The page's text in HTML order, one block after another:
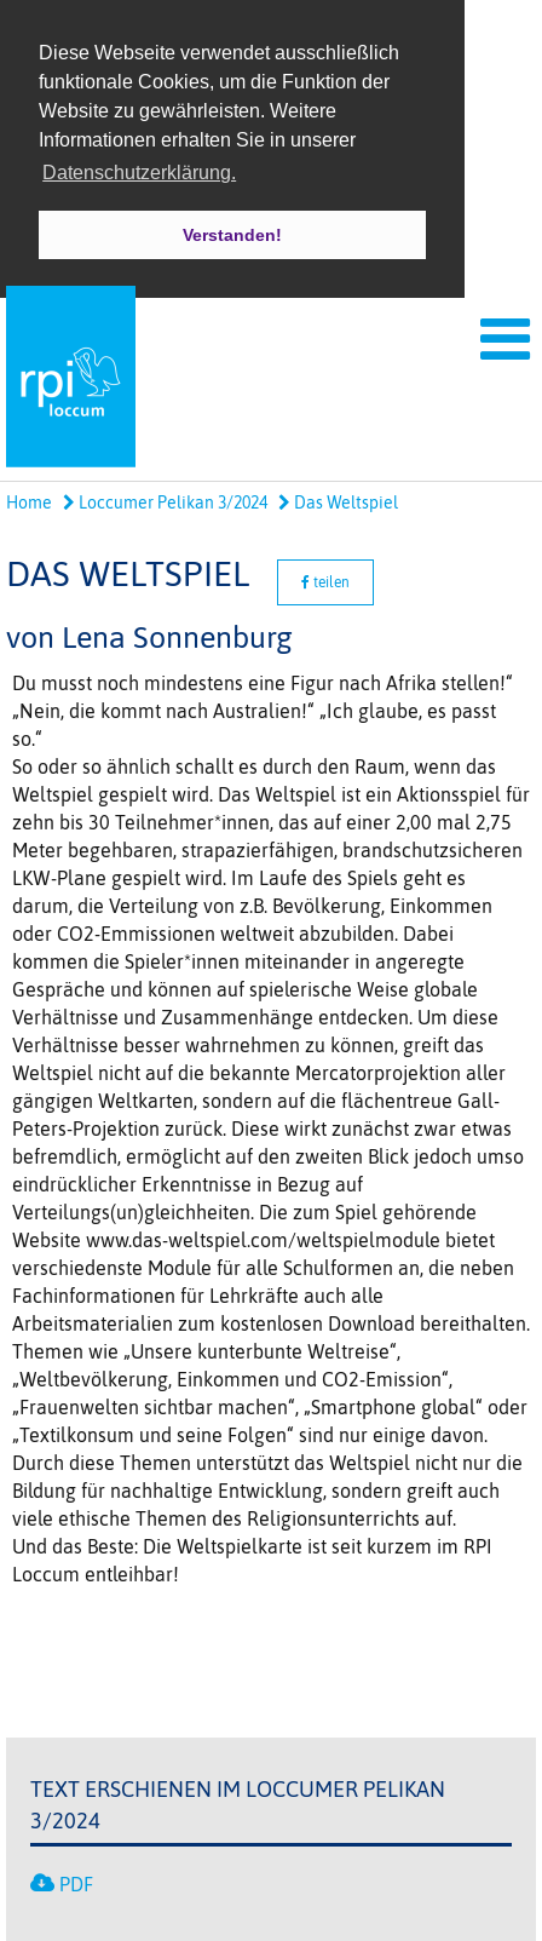
Diese Webseite verwendet ausschließlich
funktionale Cookies, um die Funktion der
Website zu gewährleisten. Weitere
Informationen erhalten Sie in unserer
Datenschutzerklärung.
Verstanden!
Home Loccumer Pelikan 3/2024 Das Weltspiel
DAS WELTSPIEL teilen
von Lena Sonnenburg
Du musst noch mindestens eine Figur nach Afrika stellen!“
„Nein, die kommt nach Australien!“ „Ich glaube, es passt
so.“
So oder so ähnlich schallt es durch den Raum, wenn das
Weltspiel gespielt wird. Das Weltspiel ist ein Aktionsspiel für
zehn bis 30 Teilnehmer*innen, das auf einer 2,00 mal 2,75
Meter begehbaren, strapazierfähigen, brandschutzsicheren
LKW-Plane gespielt wird. Im Laufe des Spiels geht es
darum, die Verteilung von z.B. Bevölkerung, Einkommen
oder CO2-Emmissionen weltweit abzubilden. Dabei
kommen die Spieler*innen miteinander in angeregte
Gespräche und können auf spielerische Weise globale
Verhältnisse und Zusammenhänge entdecken. Um diese
Verhältnisse besser wahrnehmen zu können, greift das
Weltspiel nicht auf die bekannte Mercatorprojektion aller
gängigen Weltkarten, sondern auf die flächentreue Gall-
Peters-Projektion zurück. Diese wirkt zunächst zwar etwas
befremdlich, ermöglicht auf den zweiten Blick jedoch umso
eindrücklicher Erkenntnisse in Bezug auf
Verteilungs(un)gleichheiten. Die zum Spiel gehörende
Website www.das-weltspiel.com/weltspielmodule bietet
verschiedenste Module für alle Schulformen an, die neben
Fachinformationen für Lehrkräfte auch alle
Arbeitsmaterialien zum kostenlosen Download bereithalten.
Themen wie „Unsere kunterbunte Weltreise“,
„Weltbevölkerung, Einkommen und CO2-Emission“,
„Frauenwelten sichtbar machen“, „Smartphone global“ oder
„Textilkonsum und seine Folgen“ sind nur einige davon.
Durch diese Themen unterstützt das Weltspiel nicht nur die
Bildung für nachhaltige Entwicklung, sondern greift auch
viele ethische Themen des Religionsunterrichts auf.
Und das Beste: Die Weltspielkarte ist seit kurzem im RPI
Loccum entleihbar!
TEXT ERSCHIENEN IM LOCCUMER PELIKAN
3/2024
PDF